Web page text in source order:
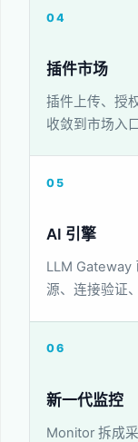
04
插件市场
插件上传、授
收敛到市场入口
05
AI 引擎
LLM Gateway
源、连接验证
06
新一代监控
Monitor 拆成